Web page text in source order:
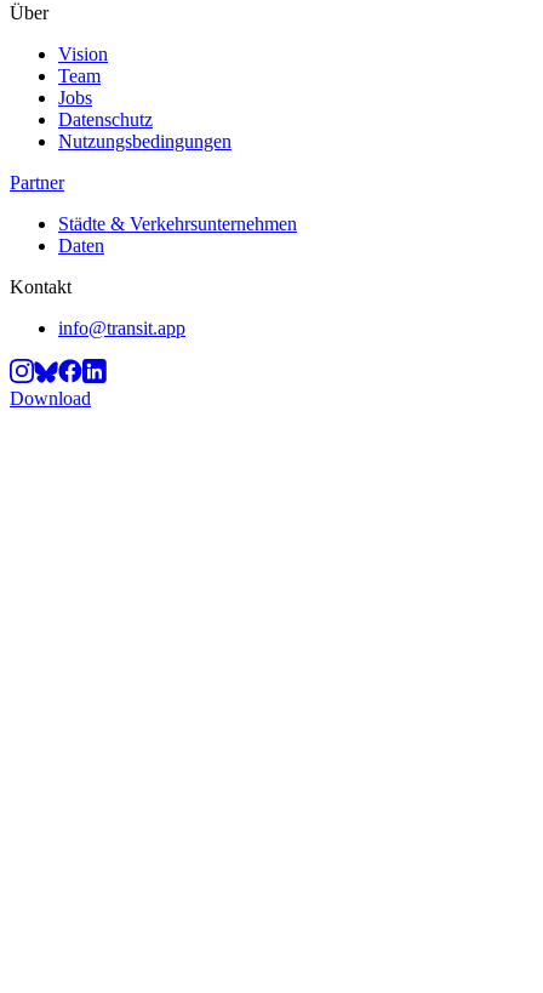
Über
Vision
Team
Jobs
Datenschutz
Nutzungsbedingungen
Partner
Städte & Verkehrsunternehmen
Daten
Kontakt
info@transit.app
Download